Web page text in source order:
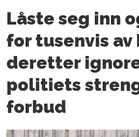
Låste seg inn
for tusenvis av
deretter
politiets
forbud